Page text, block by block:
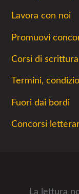
Lavora con noi
Promuovi
Corsi di scrittura
Termini,
Fuori dai bordi
Concorsi
La lettura